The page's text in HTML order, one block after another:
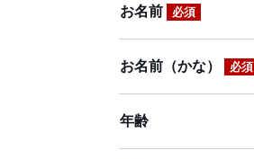
お名前 必須
お名前（かな） 必須
年齢